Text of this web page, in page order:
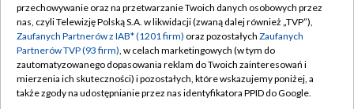
Abonament TVP
Emisja w TVP
Centrum informacji TVP
Naziemna Telewizja Cyfrowa
Regulamin TVP
Polityka prywatności
Moje zgody
Pomoc
przechowywanie oraz na przetwarzanie Twoich danych osobowych przez
nas, czyli Telewizję Polską S.A. w likwidacji (zwaną dalej również „TVP”),
Zaufanych Partnerów z IAB* (1201 firm) oraz pozostałych Zaufanych
Partnerów TVP (93 firm), w celach marketingowych (w tym do
zautomatyzowanego dopasowania reklam do Twoich zainteresowań i
mierzenia ich skuteczności) i pozostałych, które wskazujemy poniżej, a
także zgody na udostępnianie przez nas identyfikatora PPID do Google.